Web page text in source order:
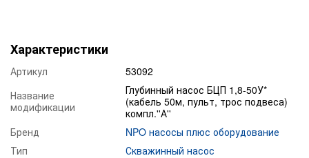
Характеристики
Артикул
53092
Название
модификации
Глубинный насос БЦП 1,8-50У*
(кабель 50м, пульт, трос подвеса)
компл.''А''
Бренд
NPO насосы плюс оборудование
Тип
Скважинный насос